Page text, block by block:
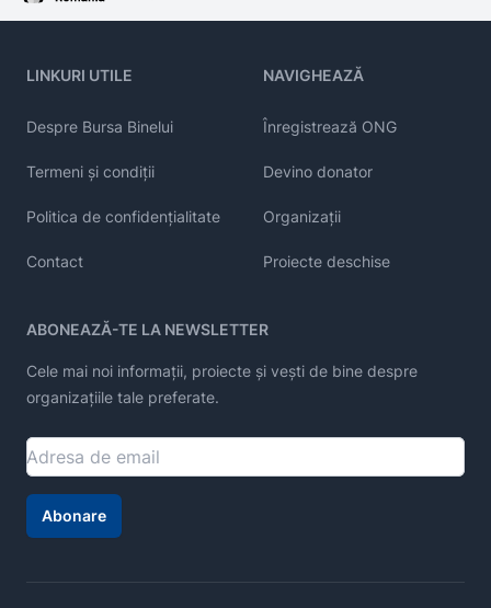
LINKURI UTILE
Despre Bursa Binelui
Termeni și condiții
Politica de confidențialitate
Contact
NAVIGHEAZĂ
Înregistrează ONG
Devino donator
Organizații
Proiecte deschise
ABONEAZĂ-TE LA NEWSLETTER
Cele mai noi informații, proiecte și vești de bine despre
organizațiile tale preferate.
Abonare